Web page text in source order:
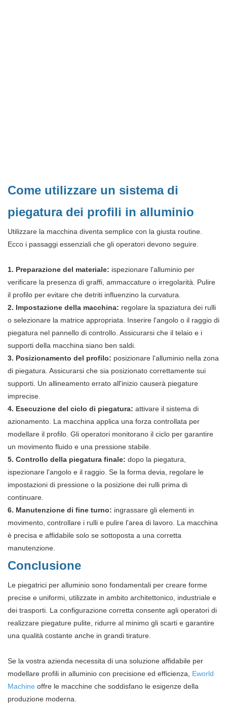
Come utilizzare un sistema di
piegatura dei profili in alluminio
Utilizzare la macchina diventa semplice con la giusta routine.
Ecco i passaggi essenziali che gli operatori devono seguire.
1. Preparazione del materiale: ispezionare l'alluminio per
verificare la presenza di graffi, ammaccature o irregolarità. Pulire
il profilo per evitare che detriti influenzino la curvatura.
2. Impostazione della macchina: regolare la spaziatura dei rulli
o selezionare la matrice appropriata. Inserire l'angolo o il raggio di
piegatura nel pannello di controllo. Assicurarsi che il telaio e i
supporti della macchina siano ben saldi.
3. Posizionamento del profilo: posizionare l'alluminio nella zona
di piegatura. Assicurarsi che sia posizionato correttamente sui
supporti. Un allineamento errato all'inizio causerà piegature
imprecise.
4. Esecuzione del ciclo di piegatura: attivare il sistema di
azionamento. La macchina applica una forza controllata per
modellare il profilo. Gli operatori monitorano il ciclo per garantire
un movimento fluido e una pressione stabile.
5. Controllo della piegatura finale: dopo la piegatura,
ispezionare l'angolo e il raggio. Se la forma devia, regolare le
impostazioni di pressione o la posizione dei rulli prima di
continuare.
6. Manutenzione di fine turno: ingrassare gli elementi in
movimento, controllare i rulli e pulire l'area di lavoro. La macchina
è precisa e affidabile solo se sottoposta a una corretta
manutenzione.
Conclusione
Le piegatrici per alluminio sono fondamentali per creare forme
precise e uniformi, utilizzate in ambito architettonico, industriale e
dei trasporti. La configurazione corretta consente agli operatori di
realizzare piegature pulite, ridurre al minimo gli scarti e garantire
una qualità costante anche in grandi tirature.
Se la vostra azienda necessita di una soluzione affidabile per
modellare profili in alluminio con precisione ed efficienza, Eworld
Machine offre le macchine che soddisfano le esigenze della
produzione moderna.